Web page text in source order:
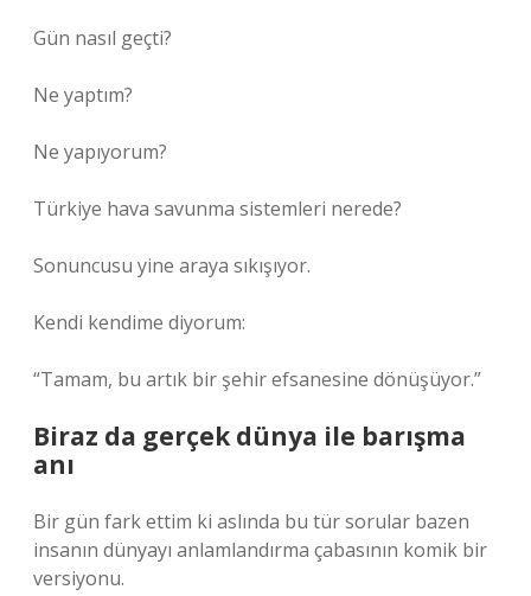
Gün nasıl geçti?
Ne yaptım?
Ne yapıyorum?
Türkiye hava savunma sistemleri nerede?
Sonuncusu yine araya sıkışıyor.
Kendi kendime diyorum:
“Tamam, bu artık bir şehir efsanesine dönüşüyor.”
Biraz da gerçek dünya ile barışma
anı
Bir gün fark ettim ki aslında bu tür sorular bazen
insanın dünyayı anlamlandırma çabasının komik bir
versiyonu.